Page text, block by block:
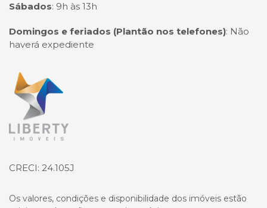
Sábados: 9h às 13h
Domingos e feriados (Plantão nos telefones): Não
haverá expediente
Página inicial
CRECI: 24.105J
Os valores, condições e disponibilidade dos imóveis estão